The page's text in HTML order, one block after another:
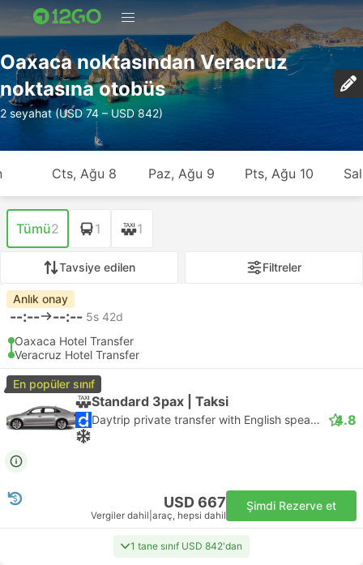
Oaxaca noktasından Veracruz
noktasına otobüs
2 seyahat (USD 74 – USD 842)
Cts, Ağu 8 Paz, Ağu 9 Pts, Ağu 10
Tümü2 1 1
Tavsiye edilen Filtreler
Anlık onay
--:-- --:-- 5s 42d
Oaxaca Hotel Transfer
Veracruz Hotel Transfer
En popüler sınıf
Standard 3pax | Taksi
Daytrip private transfer with English speaking driver 4.8
USD 667
Vergiler dahil araç, hepsi dahil
Şimdi Rezerve et
1 tane sınıf USD 842'dan